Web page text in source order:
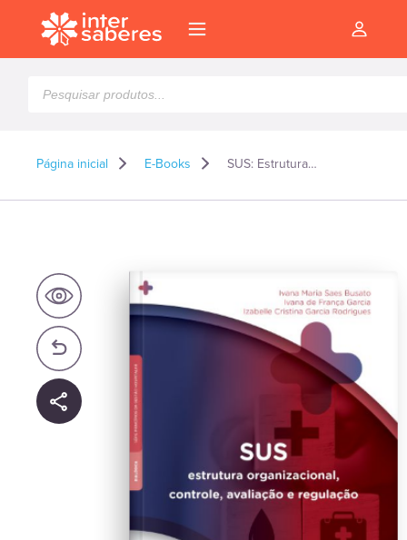
produtos
Página inicial E-Books SUS: Estrutura organizacional, controle, avaliação e regulação – E-book